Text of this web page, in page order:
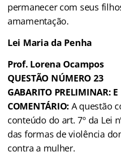
permanecer com seus
amamentação.
Lei Maria da Penha
Prof. Lorena Ocampos
QUESTÃO NÚMERO 23
GABARITO PRELIMINAR: E
COMENTÁRIO: A questão
conteúdo do art. 7º da Lei
das formas de violência
contra a mulher.